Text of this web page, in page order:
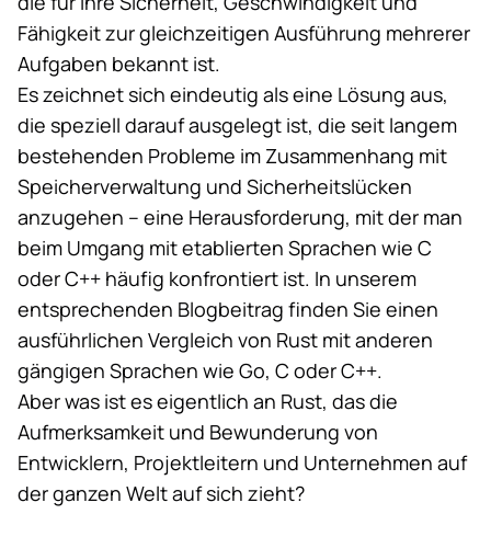
Fähigkeit zur gleichzeitigen Ausführung mehrerer
Aufgaben bekannt ist.
Es zeichnet sich eindeutig als eine Lösung aus,
die speziell darauf ausgelegt ist, die seit langem
bestehenden Probleme im Zusammenhang mit
Speicherverwaltung und Sicherheitslücken
anzugehen – eine Herausforderung, mit der man
beim Umgang mit etablierten Sprachen wie C
oder C++ häufig konfrontiert ist. In unserem
entsprechenden Blogbeitrag finden Sie einen
ausführlichen Vergleich von Rust mit anderen
gängigen Sprachen wie Go, C oder C++.
Aberwas ist es eigentlich an Rust, das die
Aufmerksamkeit und Bewunderung von
Entwicklern, Projektleitern und Unternehmen auf
der ganzen Welt auf sich zieht?